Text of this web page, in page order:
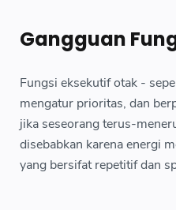
Gangguan
Fungsi eksekutif otak -
mengatur prioritas, dan
jika seseorang terus-
disebabkan karena energi
yang bersifat repetitif dan